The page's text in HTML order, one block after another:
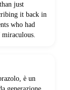
just
it back in
who had
è un